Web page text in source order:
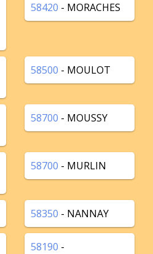
58420 - MORACHES
58500 - MOULOT
58700 - MOUSSY
58700 - MURLIN
58350 - NANNAY
58190 -